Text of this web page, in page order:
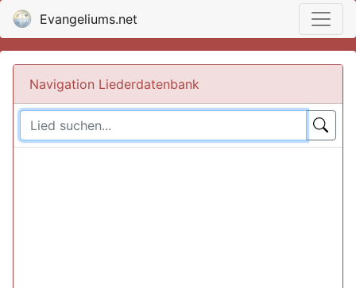
Evangeliums.net
Navigation Liederdatenbank